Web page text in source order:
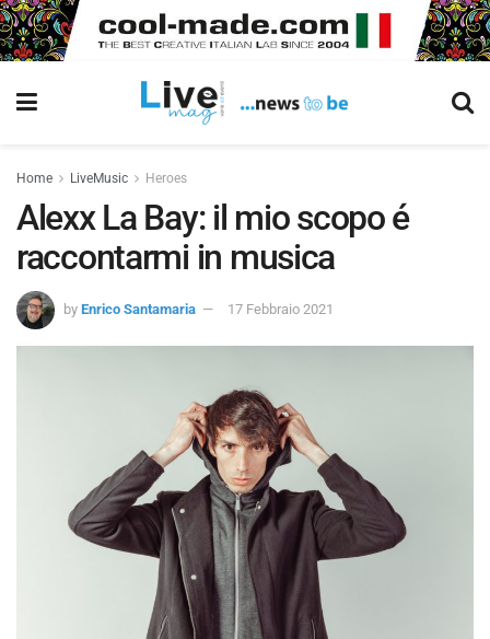
Home LiveMusic Heroes
Alexx La Bay: il mio scopo é
raccontarmi in musica
by Enrico Santamaria 17 Febbraio 2021